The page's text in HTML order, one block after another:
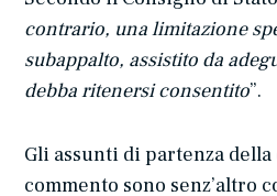
contrario, una limitazione
subappalto, assistito da
debba ritenersi consentito”.
Gli assunti di partenza
commento sono senz’altro